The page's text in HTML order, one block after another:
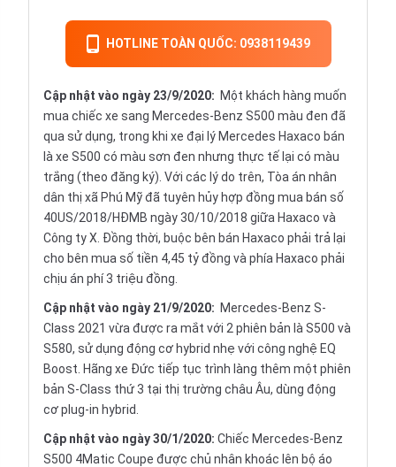
HOTLINE TOÀN QUỐC: 0938119439
Cập nhật vào ngày 23/9/2020: Một khách hàng muốn
mua chiếc xe sang Mercedes-Benz S500 màu đen đã
qua sử dụng, trong khi xe đại lý Mercedes Haxaco bán
là xe S500 có màu sơn đen nhưng thực tế lại có màu
trắng (theo đăng ký). Với các lý do trên, Tòa án nhân
dân thị xã Phú Mỹ đã tuyên hủy hợp đồng mua bán số
40US/2018/HĐMB ngày 30/10/2018 giữa Haxaco và
Công ty X. Đồng thời, buộc bên bán Haxaco phải trả lại
cho bên mua số tiền 4,45 tỷ đồng và phía Haxaco phải
chịu án phí 3 triệu đồng.
Cập nhật vào ngày 21/9/2020: Mercedes-Benz S-
Class 2021 vừa được ra mắt với 2 phiên bản là S500 và
S580, sử dụng động cơ hybrid nhẹ với công nghệ EQ
Boost. Hãng xe Đức tiếp tục trình làng thêm một phiên
bản S-Class thứ 3 tại thị trường châu Âu, dùng động
cơ plug-in hybrid.
Cập nhật vào ngày 30/1/2020: Chiếc Mercedes-Benz
S500 4Matic Coupe được chủ nhân khoác lên bộ áo